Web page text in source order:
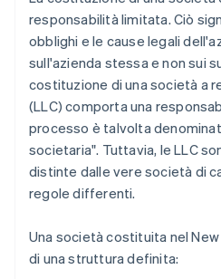
responsabilità limitata. Ciò
obblighi e le cause legali
sull'azienda stessa e non sui
costituzione di una società a
(LLC) comporta una
processo è talvolta
societaria". Tuttavia, le LLC
distinte dalle vere società di
regole differenti.
Una società costituita nel
di una struttura definita: